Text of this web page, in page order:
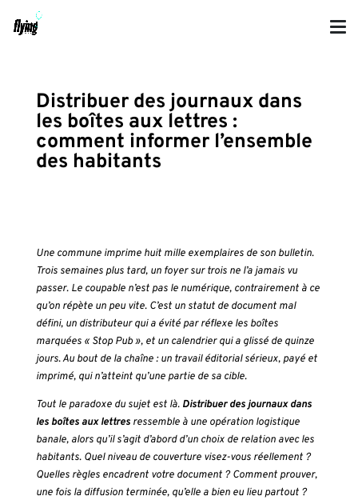
Distribuer des journaux dans
les boîtes aux lettres :
comment informer l’ensemble
des habitants
Une commune imprime huit mille exemplaires de son bulletin.
Trois semaines plus tard, un foyer sur trois ne l’a jamais vu
passer. Le coupable n’est pas le numérique, contrairement à ce
qu’on répète un peu vite. C’est un statut de document mal
défini, un distributeur qui a évité par réflexe les boîtes
marquées « Stop Pub », et un calendrier qui a glissé de quinze
jours. Au bout de la chaîne : un travail éditorial sérieux, payé et
imprimé, qui n’atteint qu’une partie de sa cible.
Tout le paradoxe du sujet est là. Distribuer des journaux dans
les boîtes aux lettresressemble à une opération logistique
banale, alors qu’il s’agit d’abord d’un choix de relation avec les
habitants. Quel niveau de couverture visez-vous réellement ?
Quelles règles encadrent votre document ? Comment prouver,
une fois la diffusion terminée, qu’elle a bien eu lieu partout ?